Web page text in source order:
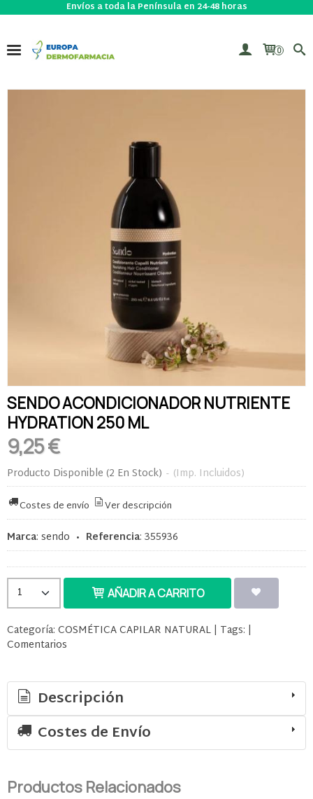
Envíos a toda la Península en 24-48 horas
0
SENDO ACONDICIONADOR NUTRIENTE
HYDRATION 250 ML
9,25 €
Producto Disponible (2 En Stock) - (Imp. Incluidos)
Costes de envío Ver descripción
Marca: sendo • Referencia: 355936
AÑADIR A CARRITO
Categoría: COSMÉTICA CAPILAR NATURAL | Tags: |
Comentarios
Descripción
Costes de Envío
Productos Relacionados